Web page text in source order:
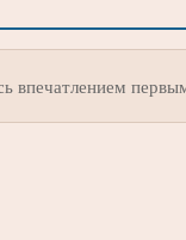
впечатлением